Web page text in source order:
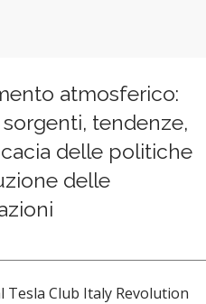
atmosferico:
tendenze,
delle politiche
delle
Tesla Club Italy Revolution